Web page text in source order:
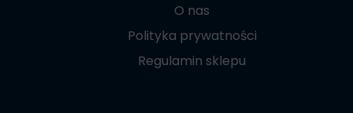
O nas
Polityka prywatności
Regulamin sklepu